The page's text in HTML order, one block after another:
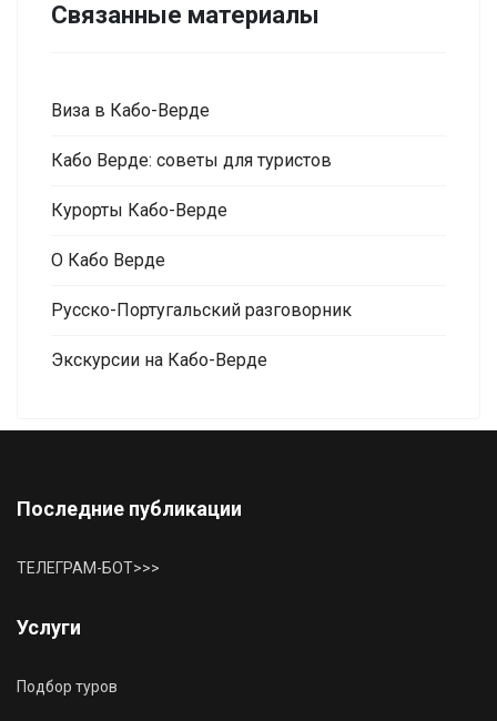
Связанные материалы
Виза в Кабо-Верде
Кабо Верде: советы для туристов
Курорты Кабо-Верде
О Кабо Верде
Русско-Португальский разговорник
Экскурсии на Кабо-Верде
Последние публикации
ТЕЛЕГРАМ-БОТ>>>
Услуги
Подбор туров